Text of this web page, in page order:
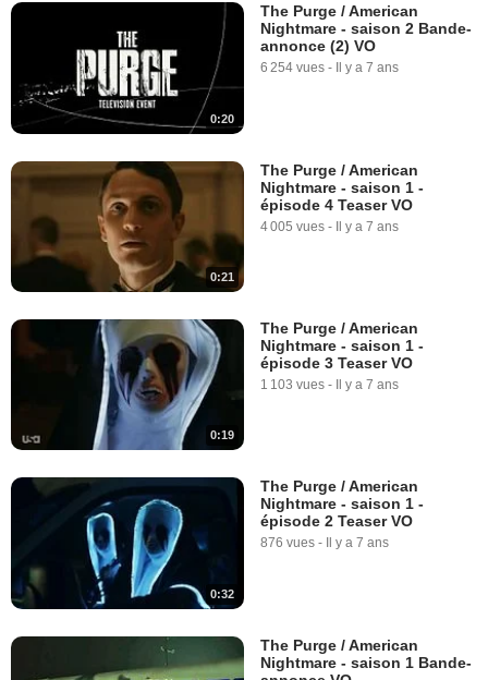
0:20
The Purge / American
Nightmare - saison 2 Bande-
annonce (2) VO
6 254 vues - Il y a 7 ans
0:21
The Purge / American
Nightmare - saison 1 -
épisode 4 Teaser VO
4 005 vues - Il y a 7 ans
0:19
The Purge / American
Nightmare - saison 1 -
épisode 3 Teaser VO
1 103 vues - Il y a 7 ans
0:32
The Purge / American
Nightmare - saison 1 -
épisode 2 Teaser VO
876 vues - Il y a 7 ans
The Purge / American
Nightmare - saison 1 Bande-